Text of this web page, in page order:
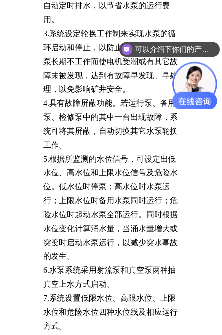
自动定时排水，以节省水泵的运行费
用。
3.系统设定轮换工作制来实现水泵的循
环启动和停止，以防止因备用泵或检修
泵长期不工作而使电机受潮或有其它故
障未被发现，达到有故障早发现、早处
理，以免影响矿井安全。
4.具有故障屏蔽功能。若运行泵、备用
泵、检修泵中的其中一台出现故障，系
统可将其屏蔽，自动切换其它水泵轮换
工作。
5.根据所监测的水位信号，可设定出低
水位、高水位和上限水位信号及危险水
位。低水位时停泵；高水位时水泵运
行；上限水位时备用水泵同时运行；危
险水位时起动水泵全部运行。同时根据
水位变化计算涌水量，当涌水量增大或
突变时启动水泵运行，以减少突水事故
的发生。
6.水泵系统采用射流泵和真空泵两种抽
真空上水方式启动。
7.系统设置低限水位、高限水位、上限
水位和危险水位四种水位线及相应运行
方式。
可以介绍下你们的产品么？